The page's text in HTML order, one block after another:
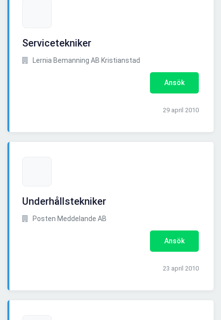
Servicetekniker
Lernia Bemanning AB Kristianstad
Ansök
29 april 2010
Underhållstekniker
Posten Meddelande AB
Ansök
23 april 2010